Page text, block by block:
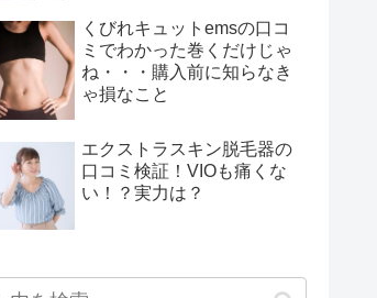
くびれキュットemsの口コ
ミでわかった巻くだけじゃ
ね・・・購入前に知らなき
ゃ損なこと
エクストラスキン脱毛器の
口コミ検証！VIOも痛くな
い！？実力は？